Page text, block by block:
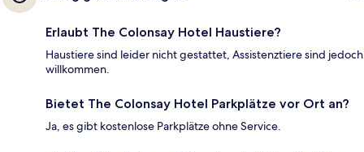
Erlaubt The Colonsay Hotel Haustiere?
Haustiere sind leider nicht gestattet, Assistenztiere sind jedoch
willkommen.
Bietet The Colonsay Hotel Parkplätze vor Ort an?
Ja, es gibt kostenlose Parkplätze ohne Service.